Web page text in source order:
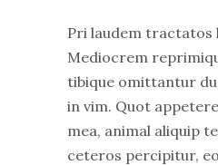
Pri laudem tractatos
Mediocrem
tibique omittantur
in vim. Quot
mea, animal aliquip
ceteros percipitur,